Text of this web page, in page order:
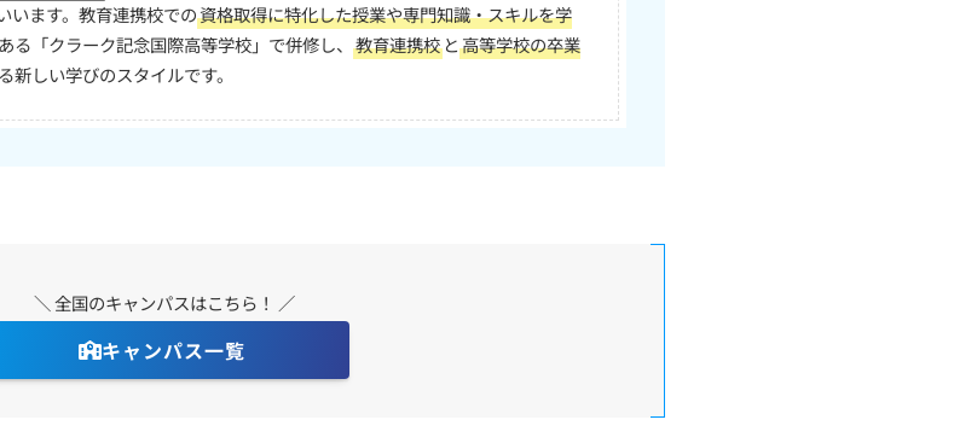
います。教育連携校での資格取得に特化した授業や専門知識・スキルを学
る「クラーク記念国際高等学校」で併修し、 教育連携校 と高等学校の卒業
しい学びのスタイルです。
＼ 全国のキャンパスはこちら！ ／
キャンパス一覧